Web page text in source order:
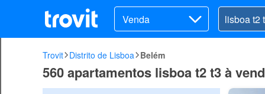
Venda
Trovit Distrito de Lisboa Belém
560 apartamentos lisboa t2 t3 à